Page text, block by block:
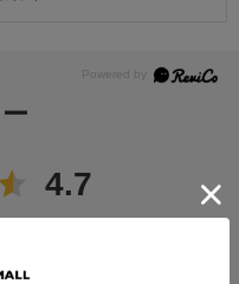
4.7